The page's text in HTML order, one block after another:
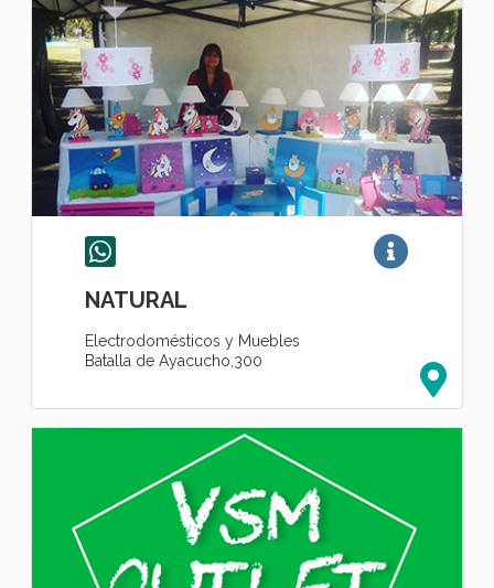
NATURAL
Electrodomésticos y Muebles
Batalla de Ayacucho,300